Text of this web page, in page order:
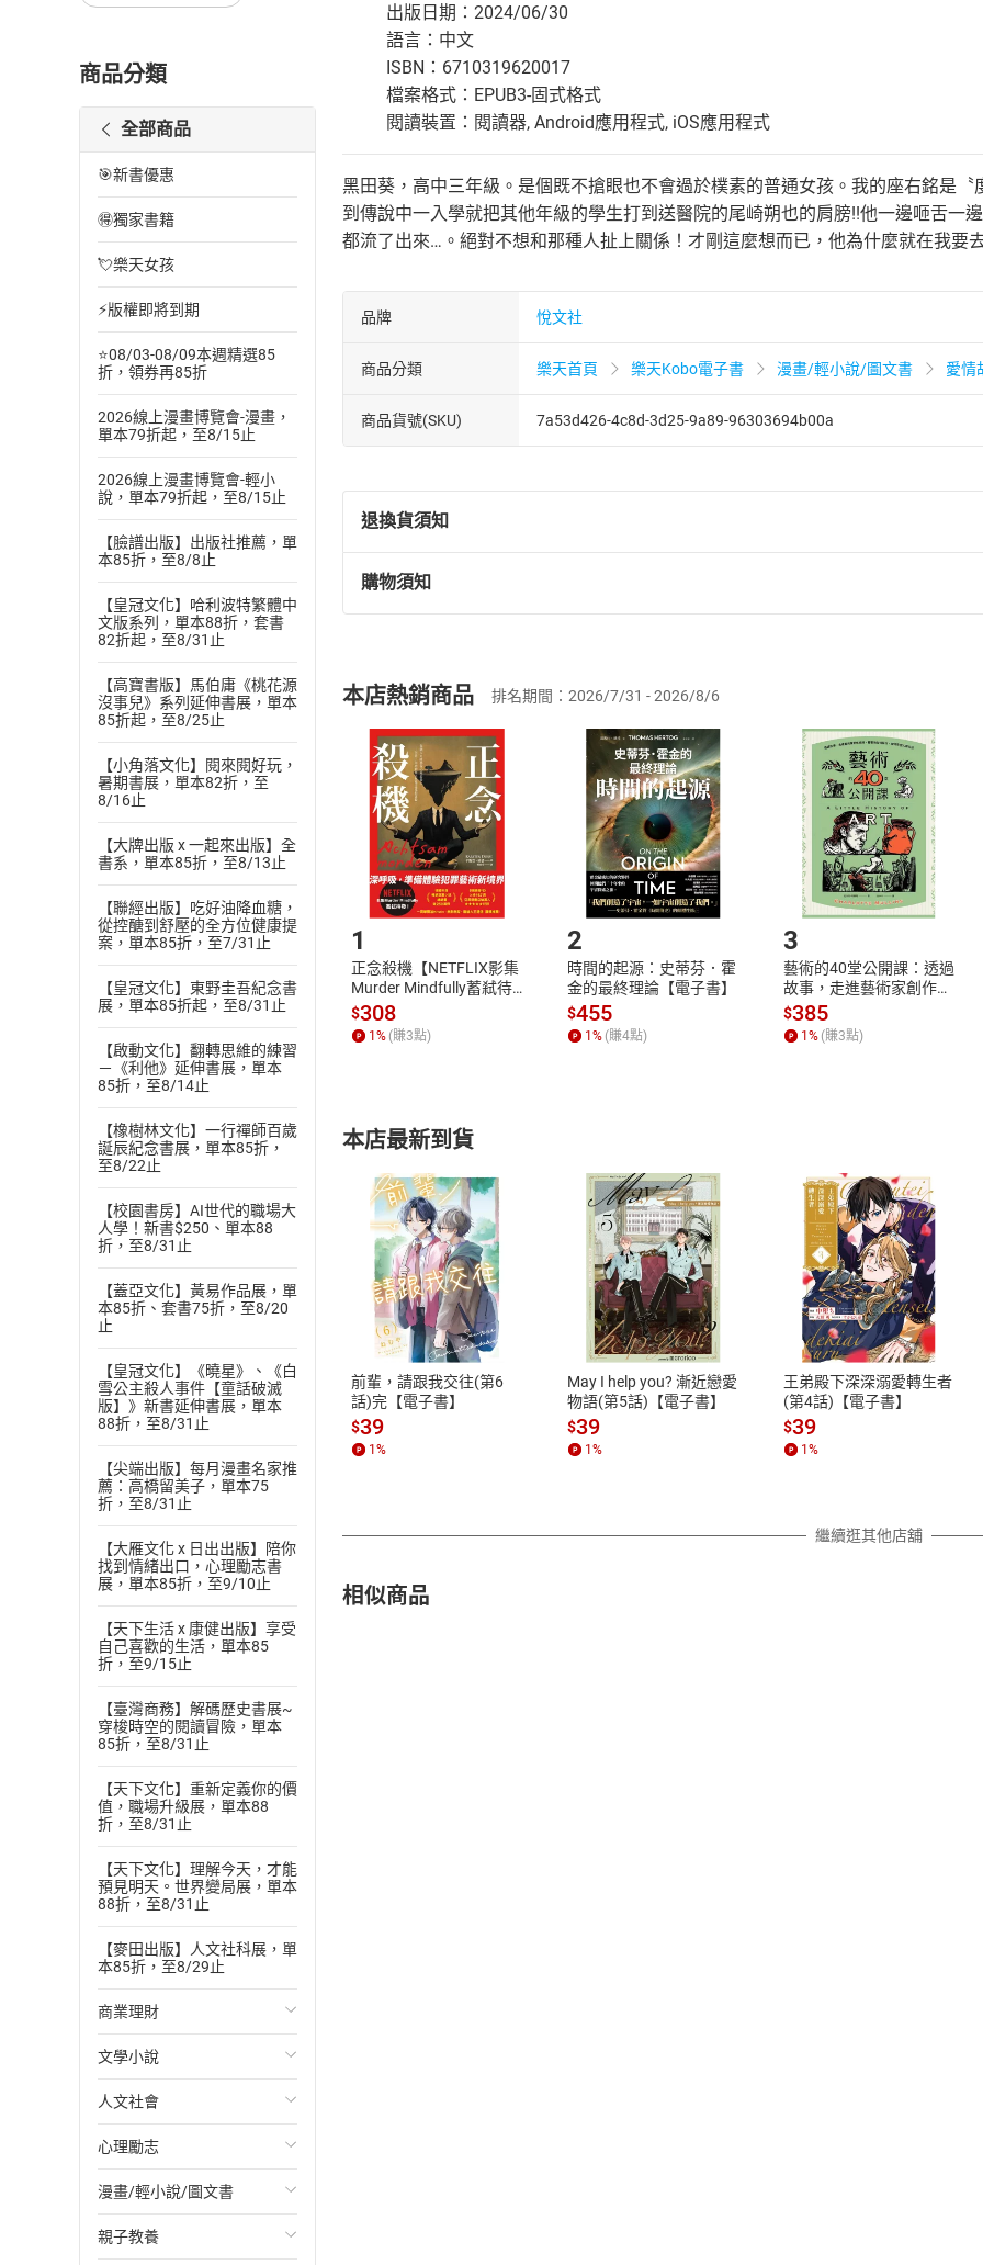
商品分類
全部商品
🎯新書優惠
🉐獨家書籍
💘樂天女孩
⚡版權即將到期
⭐08/03-08/09本週精選85
折，領券再85折
2026線上漫畫博覽會-漫畫，
單本79折起，至8/15止
2026線上漫畫博覽會-輕小
說，單本79折起，至8/15止
【臉譜出版】出版社推薦，單
本85折，至8/8止
【皇冠文化】哈利波特繁體中
文版系列，單本88折，套書
82折起，至8/31止
【高寶書版】馬伯庸《桃花源
沒事兒》系列延伸書展，單本
85折起，至8/25止
【小角落文化】閱來閱好玩，
暑期書展，單本82折，至
8/16止
【大牌出版 x 一起來出版】全
書系，單本85折，至8/13止
【聯經出版】吃好油降血糖，
從控醣到舒壓的全方位健康提
案，單本85折，至7/31止
【皇冠文化】東野圭吾紀念書
展，單本85折起，至8/31止
【啟動文化】翻轉思維的練習
－《利他》延伸書展，單本
85折，至8/14止
【橡樹林文化】一行禪師百歲
誕辰紀念書展，單本85折，
至8/22止
【校園書房】AI世代的職場大
人學！新書$250、單本88
折，至8/31止
【蓋亞文化】黃易作品展，單
本85折、套書75折，至8/20
止
【皇冠文化】《曉星》、《白
雪公主殺人事件【童話破滅
版】》新書延伸書展，單本
88折，至8/31止
【尖端出版】每月漫畫名家推
薦：高橋留美子，單本75
折，至8/31止
【大雁文化 x 日出出版】陪你
找到情緒出口，心理勵志書
展，單本85折，至9/10止
【天下生活 x 康健出版】享受
自己喜歡的生活，單本85
折，至9/15止
【臺灣商務】解碼歷史書展~
穿梭時空的閱讀冒險，單本
85折，至8/31止
【天下文化】重新定義你的價
值，職場升級展，單本88
折，至8/31止
【天下文化】理解今天，才能
預見明天。世界變局展，單本
88折，至8/31止
【麥田出版】人文社科展，單
本85折，至8/29止
商業理財
投資理財
經濟/趨勢
財務/金融
管理/領導
職場工作術
文學小說
歐美文學
日本文學
韓國文學
華文文學
人文社會
國際關係
政治
社會科學
心理勵志
心靈成長/情緒
人際關係
漫畫/輕小說/圖文書
輕小說
親子教養
出版日期：2024/06/30
語言：中文
ISBN：6710319620017
檔案格式：EPUB3-固式格式
閱讀裝置：閱讀器, Android應用程式, iOS應用程式
黑田葵，高中三年級。是個既不搶眼也不會過於樸素的普通女孩。我的座右銘是
到傳說中一入學就把其他年級的學生打到送醫院的尾崎朔也的肩膀!!他一邊咂舌一
都流了出來…。絕對不想和那種人扯上關係！才剛這麼想而已，他為什麼就在我要
品牌 悅文社
商品分類 樂天首頁 樂天Kobo電子書 漫畫/輕小說/圖文書 愛情
商品貨號(SKU) 7a53d426-4c8d-3d25-9a89-96303694b00a
退換貨須知
退換貨規定：
(一)依消費者保護法第19條第1項後段暨通訊交易解除權合理例外情事適用
(二)消費者訂購本店鋪之商品即代表知悉本店鋪所銷售之商品為電子書，
且已下載/存取電子書，不得請求退貨退款。
退貨方式：您欲取消訂單或辦理退貨時，請登入樂天市場，並於「我的訂單
貨」，本店鋪將依您的申請進行審核，待審核通過後將為您辦理退款事宜。
請注意，樂天市場須以整筆訂單為單位進行取消/退貨，恕無法以單支商品取
購物須知
挑選商品
Choose
放入購物車
Shopping cart
登入帳號
Login
購書後，如何開始使用？
Step1.選擇閱讀載具 Step2.登入
付款方式
ATM轉帳、信用卡、LINE PAY、AFTEE
退換貨規範
本店是否提供消費者保護法七日猶
之權利，遽消費者保護法及通訊交
除權合理例外情事適用準則，依商
質各有不同規定。詳細退換貨說明
照各商品說明。
本店熱銷商品 排名期間：2026/7/31 - 2026/8/6
1
正念殺機【NETFLIX影集
Murder Mindfully蓄弒待
發】【電子書】
$308
1 % (賺3點)
2
時間的起源：史蒂芬．霍
金的最終理論【電子書】
$455
1 % (賺4點)
3
藝術的40堂公開課：透過
故事，走進藝術家創作現
場，看藝術如何誕生、如
何形塑人類生活【電子
書】
$385
1 % (賺3點)
本店最新到貨
前輩，請跟我交往(第6
話)完【電子書】
$39
1 %
May I help you? 漸近戀愛
物語(第5話)【電子書】
$39
1 %
王弟殿下深深溺愛轉生者
(第4話)【電子書】
$39
1 %
繼續逛其他店舖
相似商品